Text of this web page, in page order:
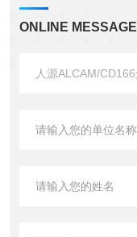
ONLINE MESSAGE